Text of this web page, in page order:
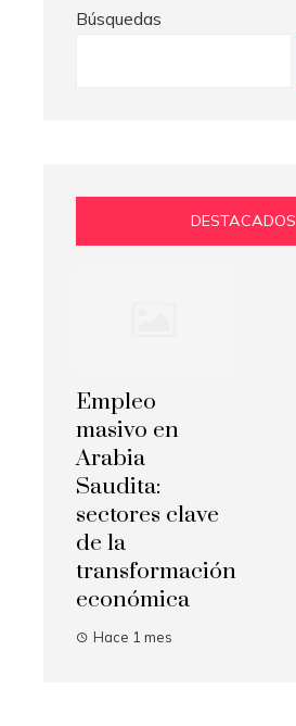
Búsquedas
DESTACADOS
Empleo
masivo en
Arabia
Saudita:
sectores clave
de la
transformación
económica
Hace 1 mes